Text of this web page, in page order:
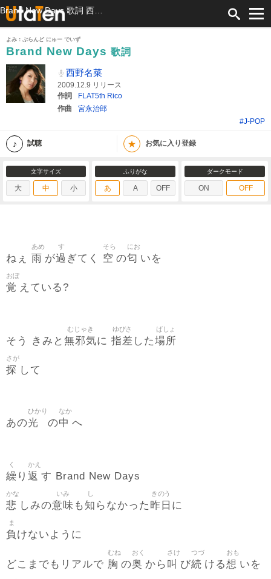
よみ：ぶらんど にゅー でいず
Brand New Days 歌詞
西野名菜
2009.12.9 リリース
作詞
FLAT5th Rico
作曲
宮永治郎
#J-POP
試聴 ★ お気に入り登録
文字サイズ
大 中 小
ふりがな
あ A OFF
ダークモード
ON OFF
ねぇ 雨
あめ
が過
す
ぎてく 空
そら
の匂
にお
いを
覚
おぼ
えている?
そう きみと 無邪気
むじゃき
に 指差
ゆびさ
した場所
ばしょ
探
さが
して
あの光
ひかり
の中
なか
へ
繰
く
り 返
かえ
す Brand New Days
悲
かな
しみの意味
いみ
も知
し
らなかった 昨日
きのう
に
負
ま
けないように
どこまでもリアルで 胸
むね
の奥
おく
から 叫
さけ
び続
つづ
ける想
おも
いを